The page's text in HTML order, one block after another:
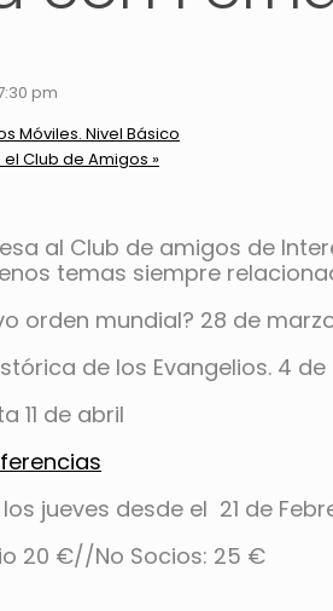
pm
Móviles. Nivel Básico
Club de Amigos »
al Club de amigos de
temas siempre
orden mundial? 28 de
de los Evangelios. 4 de
11 de abril
jueves desde el 21 de
20 €//No Socios: 25 €